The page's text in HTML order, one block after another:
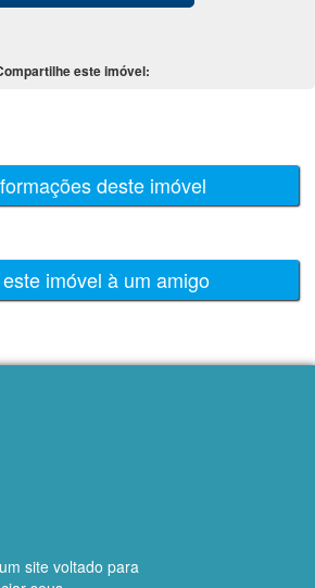
este imóvel:
deste imóvel
imóvel à um amigo
site voltado para